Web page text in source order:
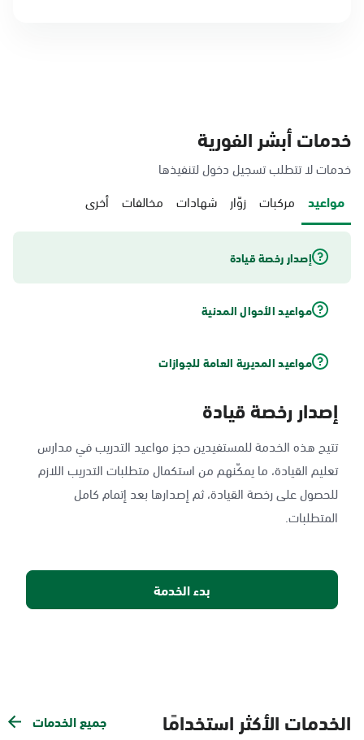
خدمات أبشر الفورية
خدمات لا تتطلب تسجيل دخول لتنفيذها
مواعيد مركبات زوّار شهادات مخالفات أخرى
إصدار رخصة قيادة
مواعيد الأحوال المدنية
مواعيد المديرية العامة للجوازات
إصدار رخصة قيادة
تتيح هذه الخدمة للمستفيدين حجز مواعيد التدريب في مدارس
تعليم القيادة، ما يمكّنهم من استكمال متطلبات التدريب اللازم
للحصول على رخصة القيادة، ثم إصدارها بعد إتمام كامل
المتطلبات.
بدء الخدمة
الخدمات الأكثر استخدامًا جميع الخدمات